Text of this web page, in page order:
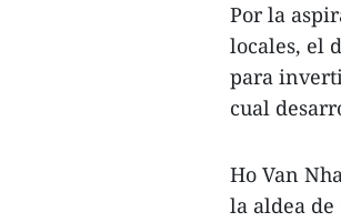
Por la
locales, el
para
cual
Ho Van
la aldea